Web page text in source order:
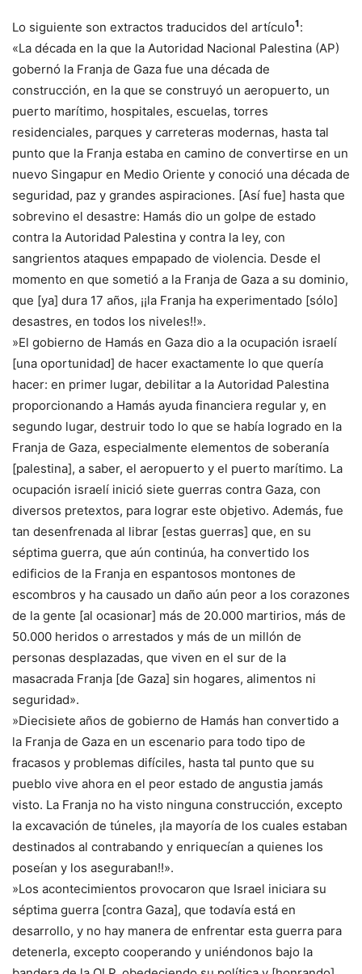
Lo siguiente son extractos traducidos del artículo1:
«La década en la que la Autoridad Nacional Palestina (AP)
gobernó la Franja de Gaza fue una década de
construcción, en la que se construyó un aeropuerto, un
puerto marítimo, hospitales, escuelas, torres
residenciales, parques y carreteras modernas, hasta tal
punto que la Franja estaba en camino de convertirse en un
nuevo Singapur en Medio Oriente y conoció una década de
seguridad, paz y grandes aspiraciones. [Así fue] hasta que
sobrevino el desastre: Hamás dio un golpe de estado
contra la Autoridad Palestina y contra la ley, con
sangrientos ataques empapado de violencia. Desde el
momento en que sometió a la Franja de Gaza a su dominio,
que [ya] dura 17 años, ¡¡la Franja ha experimentado [sólo]
desastres, en todos los niveles!!».
»El gobierno de Hamás en Gaza dio a la ocupación israelí
[una oportunidad] de hacer exactamente lo que quería
hacer: en primer lugar, debilitar a la Autoridad Palestina
proporcionando a Hamás ayuda financiera regular y, en
segundo lugar, destruir todo lo que se había logrado en la
Franja de Gaza, especialmente elementos de soberanía
[palestina], a saber, el aeropuerto y el puerto marítimo. La
ocupación israelí inició siete guerras contra Gaza, con
diversos pretextos, para lograr este objetivo. Además, fue
tan desenfrenada al librar [estas guerras] que, en su
séptima guerra, que aún continúa, ha convertido los
edificios de la Franja en espantosos montones de
escombros y ha causado un daño aún peor a los corazones
de la gente [al ocasionar] más de 20.000 martirios, más de
50.000 heridos o arrestados y más de un millón de
personas desplazadas, que viven en el sur de la
masacrada Franja [de Gaza] sin hogares, alimentos ni
seguridad».
»Diecisiete años de gobierno de Hamás han convertido a
la Franja de Gaza en un escenario para todo tipo de
fracasos y problemas difíciles, hasta tal punto que su
pueblo vive ahora en el peor estado de angustia jamás
visto. La Franja no ha visto ninguna construcción, excepto
la excavación de túneles, ¡la mayoría de los cuales estaban
destinados al contrabando y enriquecían a quienes los
poseían y los aseguraban!!».
»Los acontecimientos provocaron que Israel iniciara su
séptima guerra [contra Gaza], que todavía está en
desarrollo, y no hay manera de enfrentar esta guerra para
detenerla, excepto cooperando y uniéndonos bajo la